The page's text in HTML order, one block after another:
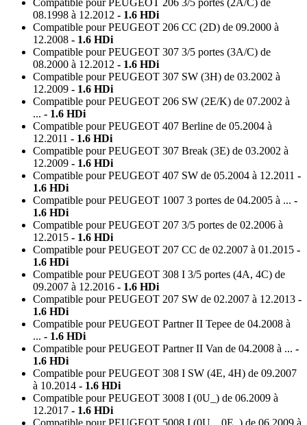
...- 1.6 HDi
Compatible pour CITROËN Berlingo II Van (B9) de 04.2008
à ...- 1.6 HDi
Compatible pour CITROËN C3 Picasso de 02.2009 à ...
HDi
Compatible pour CITROËN C3 II (SC) de 11.2009 à ...- 1.6
HDi
Compatible pour CITROËN Berlingo II Сamion à Plateau/
Сhâssis (B9) de 04.2008 à ... - 1.6 HDi
Compatible pour PEUGEOT Partner I Van de 04.1996 à
12.2015- 1.6 HDi
Compatible pour PEUGEOT Partner I Combispace de
05.1996 à 12.2015
Compatible pour PEUGEOT 206 3/5 portes (2A/C) de
08.1998 à 12.2012
Compatible pour PEUGEOT 206 CC (2D) de 09.2000 à
12.2008- 1.6 HDi
Compatible pour PEUGEOT 307 3/5 portes (3A/C) de
08.2000 à 12.2012
Compatible pour PEUGEOT 307 SW (3H) de 03.2002 à
12.2009- 1.6 HDi
Compatible pour PEUGEOT 206 SW (2E/K) de 07.2002 à
...- 1.6 HDi
Compatible pour PEUGEOT 407 Berline de 05.2004 à
08.1998 à 12.2012 - 1.6 HDi
Compatible pour PEUGEOT 206 CC (2D) de 09.2000 à
12.2008 - 1.6 HDi
Compatible pour PEUGEOT 307 3/5 portes (3A/C) de
08.2000 à 12.2012 - 1.6 HDi
Compatible pour PEUGEOT 307 SW (3H) de 03.2002 à
12.2009 - 1.6 HDi
Compatible pour PEUGEOT 206 SW (2E/K) de 07.2002 à
... - 1.6 HDi
Compatible pour PEUGEOT 407 Berline de 05.2004 à
12.2011 - 1.6 HDi
Compatible pour PEUGEOT 307 Break (3E) de 03.2002 à
12.2009 - 1.6 HDi
Compatible pour PEUGEOT 407 SW de 05.2004 à 12.2011 -
1.6 HDi
Compatible pour PEUGEOT 1007 3 portes de 04.2005 à ... -
1.6 HDi
Compatible pour PEUGEOT 207 3/5 portes de 02.2006 à
12.2015 - 1.6 HDi
Compatible pour PEUGEOT 207 CC de 02.2007 à 01.2015 -
1.6 HDi
Compatible pour PEUGEOT 308 I 3/5 portes (4A, 4C) de
09.2007 à 12.2016 - 1.6 HDi
Compatible pour PEUGEOT 207 SW de 02.2007 à 12.2013 -
1.6 HDi
Compatible pour PEUGEOT Partner II Tepee de 04.2008 à
... - 1.6 HDi
Compatible pour PEUGEOT Partner II Van de 04.2008 à ... -
1.6 HDi
Compatible pour PEUGEOT 308 I SW (4E, 4H) de 09.2007
à 10.2014 - 1.6 HDi
Compatible pour PEUGEOT 3008 I (0U_) de 06.2009 à
12.2017 - 1.6 HDi
Compatible pour PEUGEOT 5008 I (0U_, 0E_) de 06.2009 à